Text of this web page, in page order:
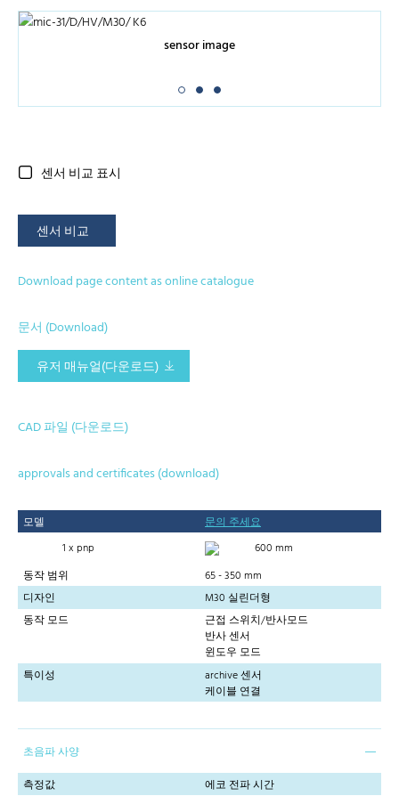
sensor image
센서 비교 표시
센서 비교
Download page content as online catalogue
문서 (Download)
유저 매뉴얼(다운로드)
CAD 파일 (다운로드)
approvals and certificates (download)
모델
문의 주세요
1 x pnp
600 mm
동작 범위
65 - 350 mm
디자인
M30 실린더형
동작 모드
근접 스위치/반사모드
반사 센서
윈도우 모드
특이성
archive 센서
케이블 연결
초음파 사양
측정값
에코 전파 시간